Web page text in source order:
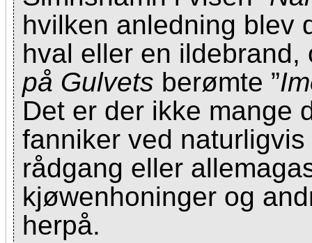
hvilken anledning blev
hval eller en
på Gulvets berømte ”
Det er der ikke mange
fanniker ved
rådgang eller
kjøwenhoninger og
herpå.